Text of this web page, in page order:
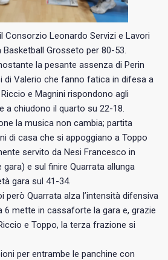
Consorzio Leonardo Servizi e Lavori
Grosseto per 80-53.
la pesante assenza di Perin
di Valerio che fanno fatica in difesa a
e Magnini rispondono agli
a chiudono il quarto su 22-18.
la musica non cambia; partita
di casa che si appoggiano a Toppo
servito da Nesi Francesco in
e sul finire Quarrata allunga
gara sul 41-34.
però Quarrata alza l’intensità difensiva
6 mette in cassaforte la gara e, grazie
e Toppo, la terza frazione si
per entrambe le panchine con